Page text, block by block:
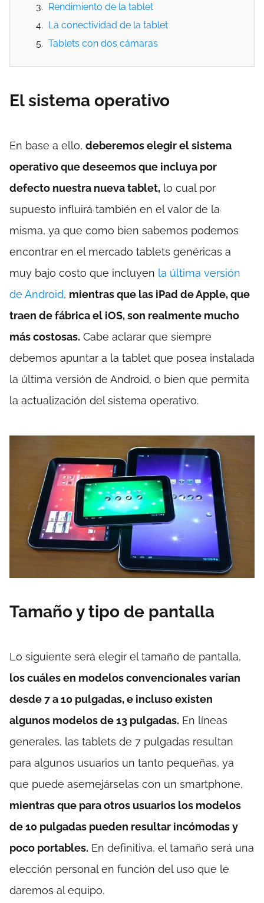
Rendimiento de la tablet
La conectividad de la tablet
Tablets con dos cámaras
El sistema operativo
En base a ello, deberemos elegir el sistema
operativo que deseemos que incluya por
defecto nuestra nueva tablet, lo cual por
supuesto influirá también en el valor de la
misma, ya que como bien sabemos podemos
encontrar en el mercado tablets genéricas a
muy bajo costo que incluyen la última versión
de Android, mientras que las iPad de Apple, que
traen de fábrica el iOS, son realmente mucho
más costosas. Cabe aclarar que siempre
debemos apuntar a la tablet que posea instalada
la última versión de Android, o bien que permita
la actualización del sistema operativo.
Tamaño y tipo de pantalla
Lo siguiente será elegir el tamaño de pantalla,
los cuáles en modelos convencionales varían
desde 7 a 10 pulgadas, e incluso existen
algunos modelos de 13 pulgadas. En líneas
generales, las tablets de 7 pulgadas resultan
para algunos usuarios un tanto pequeñas, ya
que puede asemejárselas con un smartphone,
mientras que para otros usuarios los modelos
de 10 pulgadas pueden resultar incómodas y
poco portables. En definitiva, el tamaño será una
elección personal en función del uso que le
daremos al equipo.